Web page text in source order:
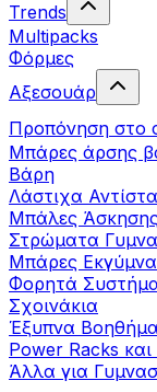
Trends
Multipacks
Φόρμες
Αξεσουάρ
Προπόνηση στο
Μπάρες άρσης
Βάρη
Λάστιχα
Μπάλες
Στρώματα
Μπάρες
Φορητά
Σχοινάκια
Έξυπνα
Power Racks και
Άλλα για